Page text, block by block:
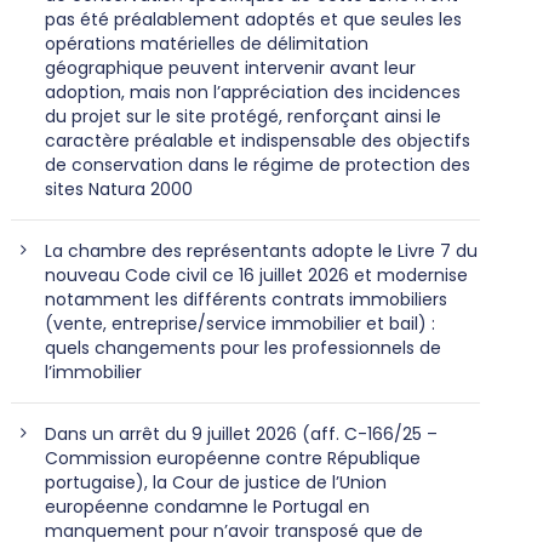
pas été préalablement adoptés et que seules les
opérations matérielles de délimitation
géographique peuvent intervenir avant leur
adoption, mais non l’appréciation des incidences
du projet sur le site protégé, renforçant ainsi le
caractère préalable et indispensable des objectifs
de conservation dans le régime de protection des
sites Natura 2000
La chambre des représentants adopte le Livre 7 du
nouveau Code civil ce 16 juillet 2026 et modernise
notamment les différents contrats immobiliers
(vente, entreprise/service immobilier et bail) :
quels changements pour les professionnels de
l’immobilier
Dans un arrêt du 9 juillet 2026 (aff. C-166/25 –
Commission européenne contre République
portugaise), la Cour de justice de l’Union
européenne condamne le Portugal en
manquement pour n’avoir transposé que de